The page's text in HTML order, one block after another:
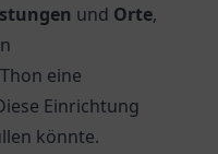
und Orte,
eine
Einrichtung
könnte.